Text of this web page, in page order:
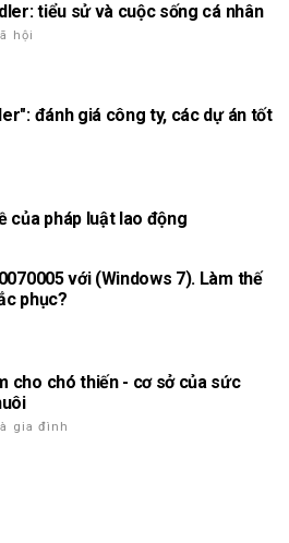
tiểu sử và cuộc sống cá nhân
hội
đánh giá công ty, các dự án tốt
của pháp luật lao động
với (Windows 7). Làm thế
phục?
cho chó thiến - cơ sở của sức
gia đình